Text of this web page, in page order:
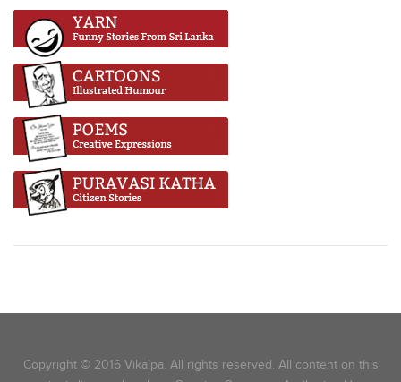
Copyright © 2016 Vikalpa. All rights reserved. All content on this